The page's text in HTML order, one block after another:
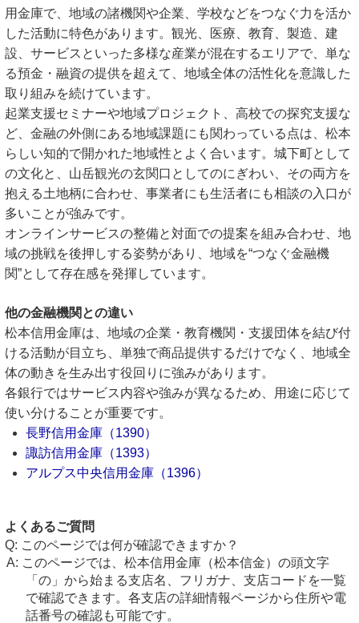
用金庫で、地域の諸機関や企業、学校などをつなぐ力を活か
した活動に特色があります。観光、医療、教育、製造、建
設、サービスといった多様な産業が混在するエリアで、単な
る預金・融資の提供を超えて、地域全体の活性化を意識した
取り組みを続けています。
起業支援セミナーや地域プロジェクト、高校での探究支援な
ど、金融の外側にある地域課題にも関わっている点は、松本
らしい知的で開かれた地域性とよく合います。城下町として
の文化と、山岳観光の玄関口としてのにぎわい、その両方を
抱える土地柄に合わせ、事業者にも生活者にも相談の入口が
多いことが強みです。
オンラインサービスの整備と対面での提案を組み合わせ、地
域の挑戦を後押しする姿勢があり、地域を“つなぐ金融機
関”として存在感を発揮しています。
他の金融機関との違い
松本信用金庫は、地域の企業・教育機関・支援団体を結び付
ける活動が目立ち、単独で商品提供するだけでなく、地域全
体の動きを生み出す役回りに強みがあります。
各銀行ではサービス内容や強みが異なるため、用途に応じて
使い分けることが重要です。
長野信用金庫（1390）
諏訪信用金庫（1393）
アルプス中央信用金庫（1396）
よくあるご質問
このページでは何が確認できますか？
このページでは、松本信用金庫（松本信金）の頭文字
「の」から始まる支店名、フリガナ、支店コードを一覧
で確認できます。各支店の詳細情報ページから住所や電
話番号の確認も可能です。